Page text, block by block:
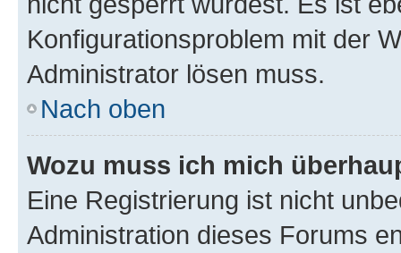
Konfigurationsproblem mit der
Administrator lösen muss.
Nach oben
Wozu muss ich mich
Eine Registrierung ist nicht
Administration dieses Forums